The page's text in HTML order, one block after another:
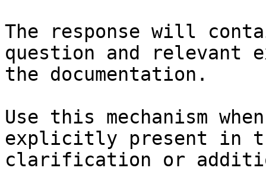
The response will
question and relevant
the documentation.
Use this mechanism
explicitly present in
clarification or